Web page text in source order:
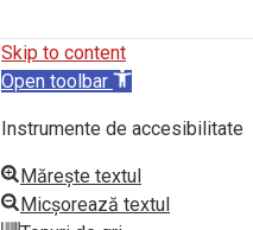
Skip to content
Open toolbar
Instrumente de accesibilitate
Mărește textul
Micșorează textul